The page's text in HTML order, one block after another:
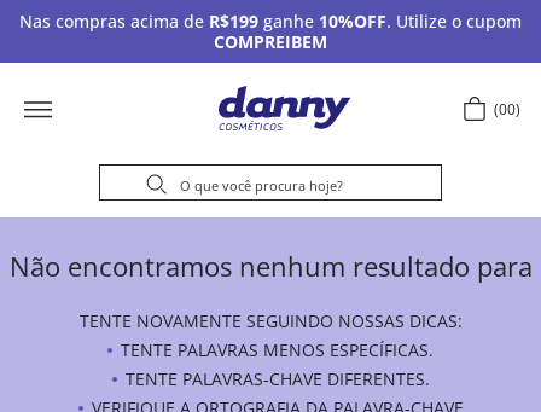
Nas compras acima de R$199 ganhe 10%OFF. Utilize o cupom
COMPREIBEM
00
Não encontramos nenhum resultado para
TENTE NOVAMENTE SEGUINDO NOSSAS DICAS:
TENTE PALAVRAS MENOS ESPECÍFICAS.
TENTE PALAVRAS-CHAVE DIFERENTES.